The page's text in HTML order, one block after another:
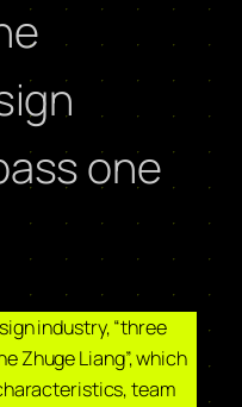
one
industry, “three
Zhuge Liang”, which
team